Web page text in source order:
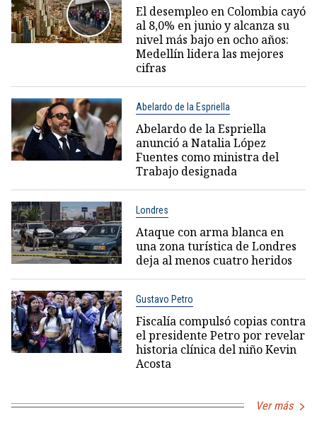
El desempleo en Colombia cayó
al 8,0% en junio y alcanza su
nivel más bajo en ocho años:
Medellín lidera las mejores
cifras
Abelardo de la Espriella
Abelardo de la Espriella
anunció a Natalia López
Fuentes como ministra del
Trabajo designada
Londres
Ataque con arma blanca en
una zona turística de Londres
deja al menos cuatro heridos
Gustavo Petro
Fiscalía compulsó copias contra
el presidente Petro por revelar
historia clínica del niño Kevin
Acosta
Ver más